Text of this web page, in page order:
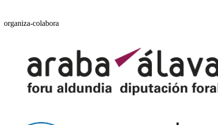
organiza-colabora